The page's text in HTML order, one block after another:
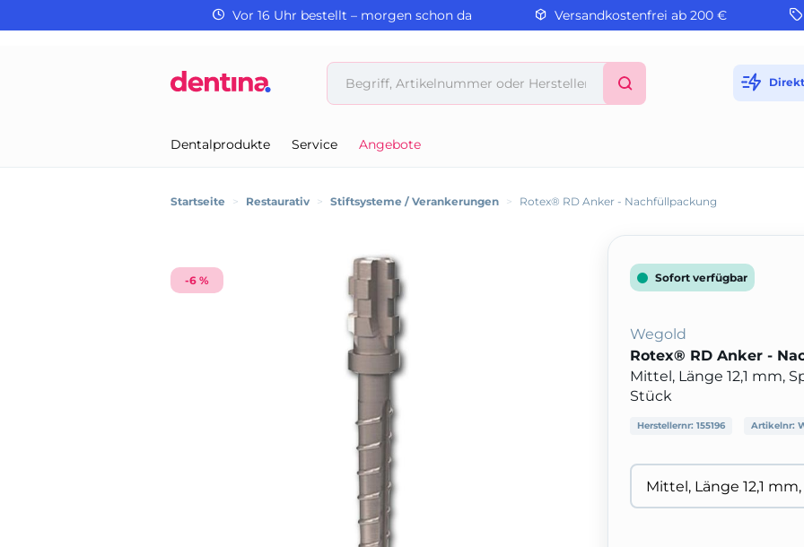
Vor 16 Uhr bestellt – morgen schon da Versandkostenfrei ab 200 €
Dentalprodukte Service Angebote
Startseite > Restaurativ > Stiftsysteme / Verankerungen > Rotex® RD Anker - Nachfüllpackung
-6 % Sofort verfügbar
Wegold
Rotex® RD Anker -
Mittel, Länge 12,1 mm,
Stück
Herstellernr: 155196 Artikelnr: